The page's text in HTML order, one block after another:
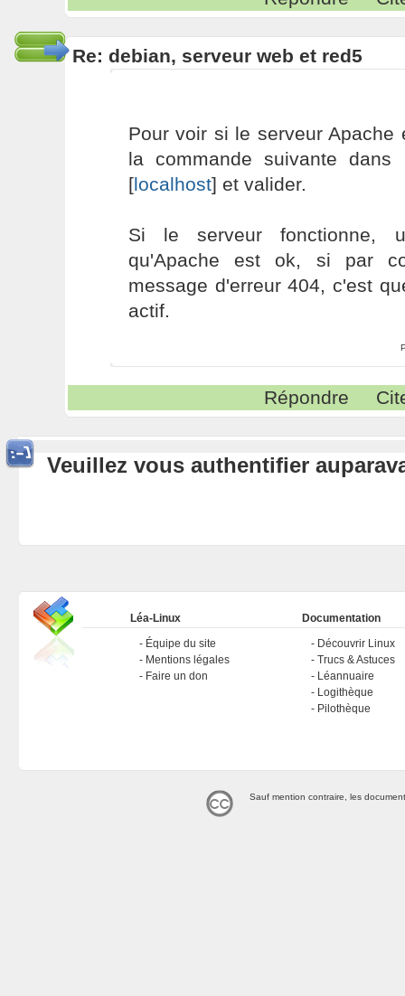
Re: debian, serveur web et red5
Pour voir si le serveur
la commande suivante
[localhost] et valider.
Si le serveur fonctionne,
qu'Apache est ok, si par
message d'erreur 404, c'est
actif.
Répondre
Veuillez vous authentifier
Léa-Linux
Équipe du site
Mentions légales
Faire un don
Documentation
Découvrir Linux
Trucs & Astuces
Léannuaire
Logithèque
Pilothèque
Sauf mention contraire, les